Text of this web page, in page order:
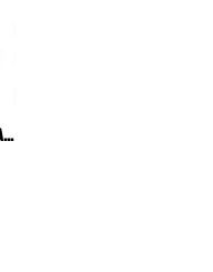
ANTIBENZIL CONCENTRADO SOLUCIÓN ANTISÉPTICA PARA INSTRUMENTAL